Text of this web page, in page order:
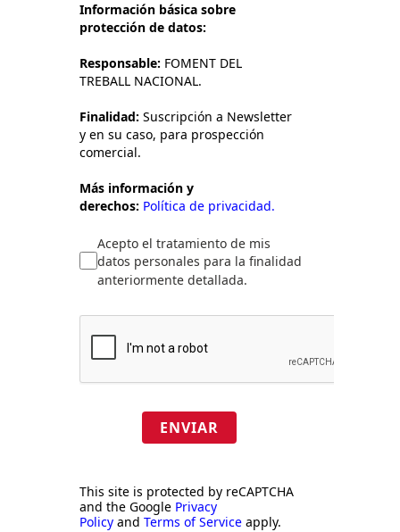
Información básica sobre
protección de datos:
Responsable: FOMENT DEL
TREBALL NACIONAL.
Finalidad: Suscripción a Newsletter
y en su caso, para prospección
comercial.
Más información y
derechos: Política de privacidad.
Acepto el tratamiento de mis
datos personales para la finalidad
anteriormente detallada.
ENVIAR
This site is protected by reCAPTCHA
and the Google Privacy
Policy and Terms of Service apply.